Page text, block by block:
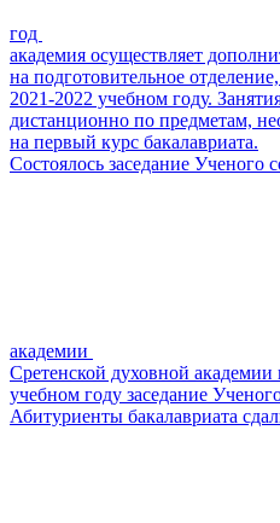
год
академия осуществляет
на подготовительное
2021-2022 учебном году.
дистанционно по предметам,
на первый курс бакалавриата.
Состоялось заседание Ученого
академии
Сретенской духовной
учебном году заседание
Абитуриенты бакалавриата